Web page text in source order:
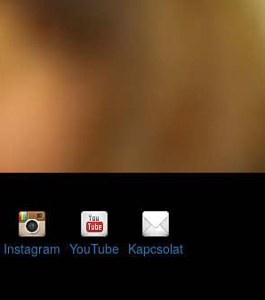
Instagram YouTube Kapcsolat